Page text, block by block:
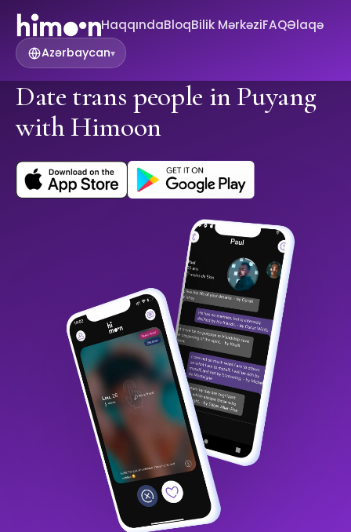
HaqqındaBloqBilik MərkəziFAQƏlaqə
Azərbaycan▾
Date trans people in Puyang
with Himoon